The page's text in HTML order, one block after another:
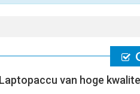
Laptopaccu van hoge